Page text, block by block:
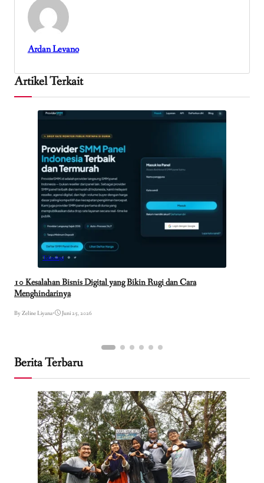
Ardan Levano
Artikel Terkait
Teknologi
10 Kesalahan Bisnis Digital yang Bikin Rugi dan Cara
Menghindarinya
By Zeline Liyana• Juni 25, 2026
Berita Terbaru